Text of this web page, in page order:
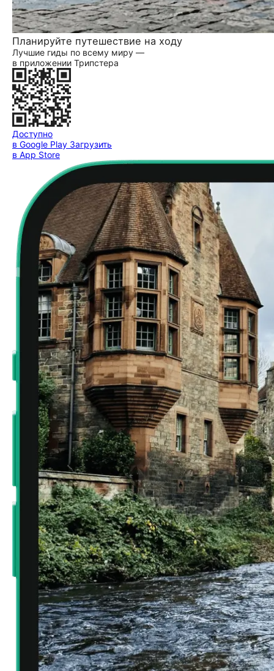
Планируйте путешествие на ходу
Лучшие гиды по всему миру —
в приложении Трипстера
Доступно
в Google Play Загрузить
в App Store